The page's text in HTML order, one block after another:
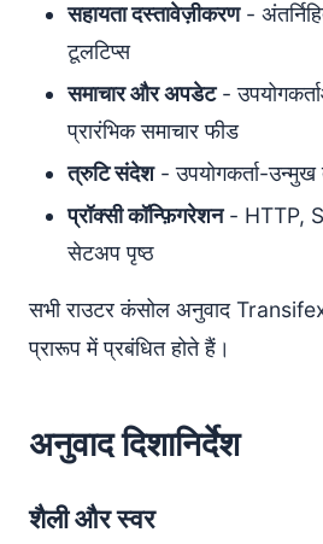
सहायता दस्तावेज़ीकरण-
टूलटिप्स
समाचार और अपडेट-
प्रारंभिक समाचार फीड
त्रुटि संदेश- उपयोगकर्ता-
प्रॉक्सी कॉन्फ़िगरेशन- HTTP,
सेटअप पृष्ठ
सभी राउटर कंसोल अनुवाद
प्रारूप में प्रबंधित होते हैं।
अनुवाद दिशानिर्देश
शैली और स्वर